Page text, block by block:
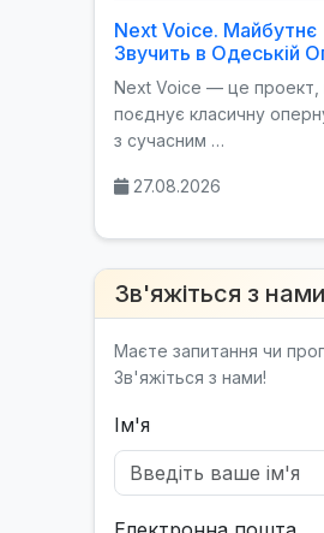
Next Voice. Майбутнє
Звучить в Одеській
Next Voice — це
поєднує класичну
з сучасним …
27.08.2026
Зв'яжіться з нами
Маєте запитання чи
Зв'яжіться з нами!
Ім'я